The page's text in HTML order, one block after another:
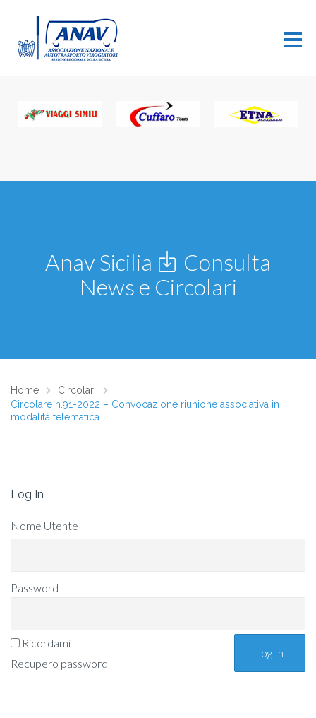
Anav Sicilia
Consulta
News e Circolari
Home
Circolari
Circolare n.91-2022 – Convocazione riunione associativa in
modalità telematica
Log In
Nome Utente
Password
Ricordami
Recupero password